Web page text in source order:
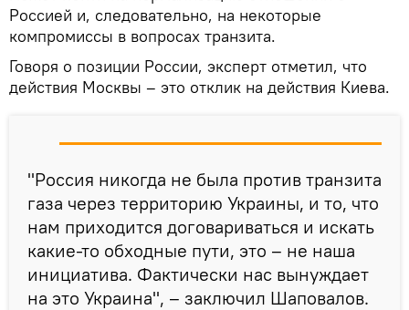
Россией и, следовательно, на некоторые
компромиссы в вопросах транзита.
Говоря о позиции России, эксперт отметил, что
действия Москвы – это отклик на действия Киева.
"Россия никогда не была против транзита
газа через территорию Украины, и то, что
нам приходится договариваться и искать
какие-то обходные пути, это – не наша
инициатива. Фактически нас вынуждает
на это Украина", – заключил Шаповалов.